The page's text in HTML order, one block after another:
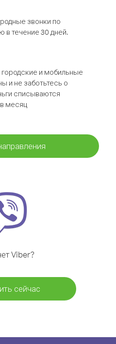
звонки по
в течение 30 дней.
и мобильные
и не заботьтесь о
списываются
месяц
Viber?
сейчас